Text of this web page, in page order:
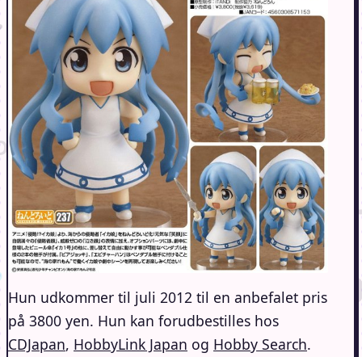
Hun udkommer til juli 2012 til en anbefalet pris
på 3800 yen. Hun kan forudbestilles hos
CDJapan, HobbyLink Japan og Hobby Search.